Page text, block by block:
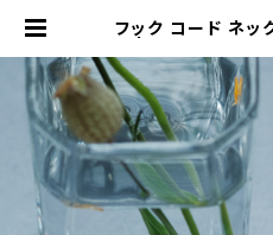
フック コード ネッ
elry) レディース メ
ネックレス ピア